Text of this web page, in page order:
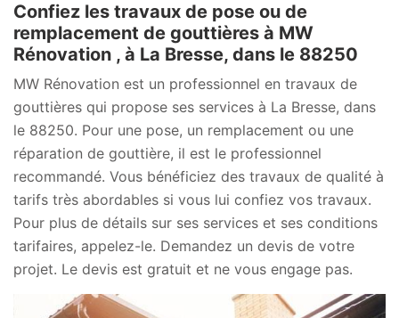
Confiez les travaux de pose ou de
remplacement de gouttières à MW
Rénovation , à La Bresse, dans le 88250
MW Rénovation est un professionnel en travaux de
gouttières qui propose ses services à La Bresse, dans
le 88250. Pour une pose, un remplacement ou une
réparation de gouttière, il est le professionnel
recommandé. Vous bénéficiez des travaux de qualité à
tarifs très abordables si vous lui confiez vos travaux.
Pour plus de détails sur ses services et ses conditions
tarifaires, appelez-le. Demandez un devis de votre
projet. Le devis est gratuit et ne vous engage pas.